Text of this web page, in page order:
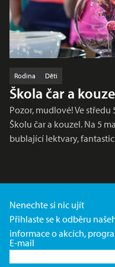
Rodina Děti
Škola čar a
Pozor, mudlové! Ve
Školu čar a kouzel. Na 5
bublající lektvary,
Nenechte si nic ujít
Přihlaste se k odběru
informace o akcích,
E-mail